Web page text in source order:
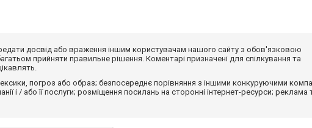
досвід або враження іншим користувачам нашого сайту з обов'язковою
прийняти правильне рішення. Коментарі призначені для спілкування та
погроз або образ; безпосереднє порівняння з іншими конкуруючими
і / або її послуги; розміщення посилань на сторонні інтернет-ресурси; реклама